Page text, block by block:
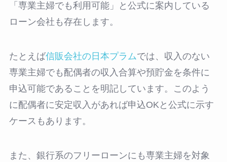
「専業主婦でも利用可能」と公式に案内している
ローン会社も存在します。
たとえば信販会社の日本プラムでは、収入のない
専業主婦でも配偶者の収入合算や預貯金を条件に
申込可能であることを明記しています。このよう
に配偶者に安定収入があれば申込OKと公式に示す
ケースもあります。
また、銀行系のフリーローンにも専業主婦を対象